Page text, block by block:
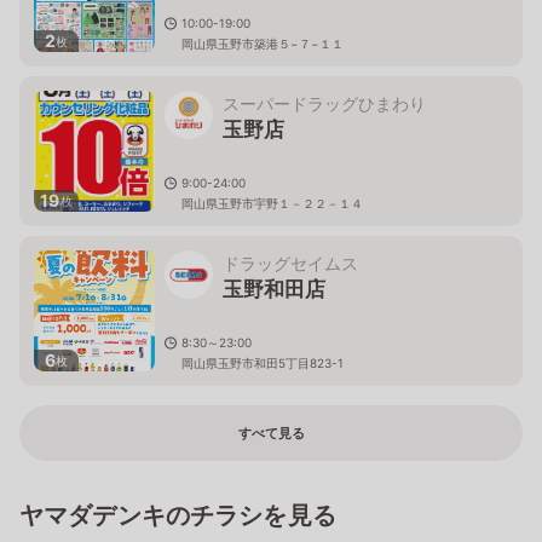
2枚
10:00-19:00
岡山県玉野市築港５−７−１１
19枚
スーパードラッグひまわり
玉野店
9:00-24:00
岡山県玉野市宇野１－２２－１４
6枚
ドラッグセイムス
玉野和田店
8:30～23:00
岡山県玉野市和田5丁目823-1
すべて見る
ヤマダデンキのチラシを見る